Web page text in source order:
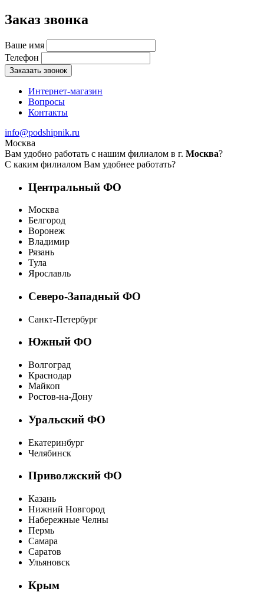
Заказ звонка
Ваше имя
Телефон
Заказать звонок
Интернет-магазин
Вопросы
Контакты
info@podshipnik.ru
Москва
Вам удобно работать с нашим филиалом в г. Москва?
С каким филиалом Вам удобнее работать?
Центральный ФО
Москва
Белгород
Воронеж
Владимир
Рязань
Тула
Ярославль
Северо-Западный ФО
Санкт-Петербург
Южный ФО
Волгоград
Краснодар
Майкоп
Ростов-на-Дону
Уральский ФО
Екатеринбург
Челябинск
Приволжский ФО
Казань
Нижний Новгород
Набережные Челны
Пермь
Самара
Саратов
Ульяновск
Крым